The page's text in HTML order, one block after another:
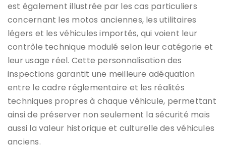
est également illustrée par les cas particuliers
concernant les motos anciennes, les utilitaires
légers et les véhicules importés, qui voient leur
contrôle technique modulé selon leur catégorie et
leur usage réel. Cette personnalisation des
inspections garantit une meilleure adéquation
entre le cadre réglementaire et les réalités
techniques propres à chaque véhicule, permettant
ainsi de préserver non seulement la sécurité mais
aussi la valeur historique et culturelle des véhicules
anciens.